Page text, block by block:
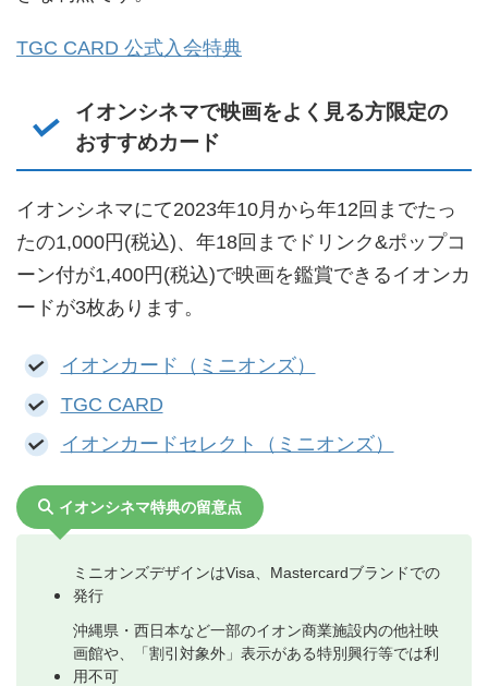
TGC CARD 公式入会特典
イオンシネマで映画をよく見る方限定の
おすすめカード
イオンシネマにて2023年10月から年12回までたっ
たの1,000円(税込)、年18回までドリンク&ポップコ
ーン付が1,400円(税込)で映画を鑑賞できるイオンカ
ードが3枚あります。
イオンカード（ミニオンズ）
TGC CARD
イオンカードセレクト（ミニオンズ）
イオンシネマ特典の留意点
ミニオンズデザインはVisa、Mastercardブランドでの
発行
沖縄県・西日本など一部のイオン商業施設内の他社映
画館や、「割引対象外」表示がある特別興行等では利
用不可